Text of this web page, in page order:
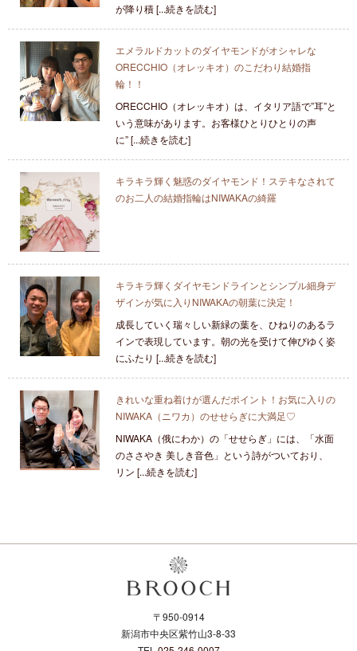
が降り積 [...続きを読む]
エメラルドカットのダイヤモンドがオシャレな
ORECCHIO（オレッキオ）のこだわり結婚指
輪！！
ORECCHIO（オレッキオ）は、イタリア語で”耳”と
いう意味があります。お客様ひとりひとりの声
に” [...続きを読む]
キラキラ輝く魅惑のダイヤモンド！ステキなされて
のお二人の結婚指輪はNIWAKAの綺羅
キラキラ輝くダイヤモンドラインとシンプル細身デ
ザインが気に入りNIWAKAの朝葉に決定！
成長していく瑞々しい新緑の葉を、ひねりのあるラ
インで表現しています。朝の光を受けて伸びゆく姿
にふたり [...続きを読む]
きれいな重ね着けが選んだポイント！お気に入りの
NIWAKA（ニワカ）のせせらぎに大満足♡
NIWAKA（俄にわか）の「せせらぎ」には、「水面
のささやき 美しき音色」という詩がついており、
リン [...続きを読む]
〒950-0914
新潟市中央区紫竹山3-8-33